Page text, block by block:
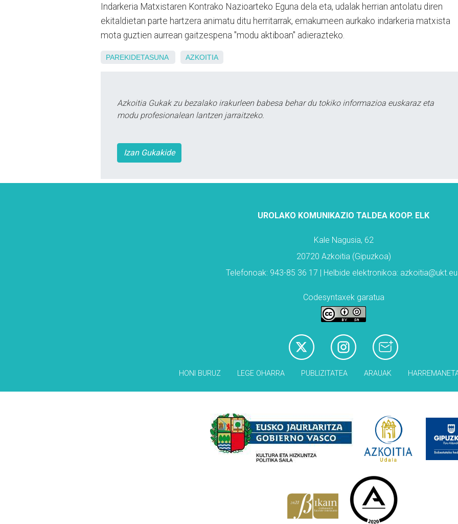
Indarkeria Matxistaren Kontrako Nazioarteko Eguna dela eta, udalak herrian antolatu diren
ekitaldietan parte hartzera animatu ditu herritarrak, emakumeen aurkako indarkeria matxista
mota guztien aurrean gaitzespena "modu aktiboan" adierazteko.
PAREKIDETASUNA AZKOITIA
Azkoitia Gukak zu bezalako irakurleen babesa behar du tokiko informazioa euskaraz eta
modu profesionalean lantzen jarraitzeko.
Izan Gukakide
UROLAKO KOMUNIKAZIO TALDEA KOOP. ELK
Kale Nagusia, 62
20720 Azkoitia (Gipuzkoa)
Telefonoak: 943-85 36 17 | Helbide elektronikoa:
Codesyntaxek garatua
HONI BURUZ LEGE OHARRA PUBLIZITATEA ARAUAK